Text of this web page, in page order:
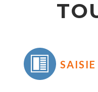
SAISIE